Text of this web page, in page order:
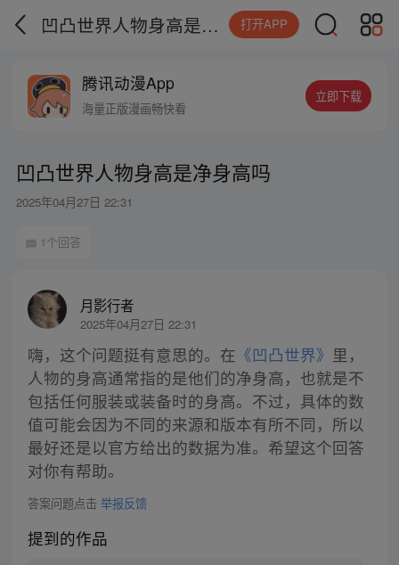
凹凸世界人物身高是净身高吗 打开APP
腾讯动漫App
海量正版漫画畅快看
立即下载
凹凸世界人物身高是净身高吗
2025年04月27日 22:31
1个回答
月影行者
2025年04月27日 22:31
嗨，这个问题挺有意思的。在 《凹凸世界》 里，
人物的身高通常指的是他们的净身高，也就是不
包括任何服装或装备时的身高。不过，具体的数
值可能会因为不同的来源和版本有所不同，所以
最好还是以官方给出的数据为准。希望这个回答
对你有帮助。
答案问题点击 举报反馈
提到的作品